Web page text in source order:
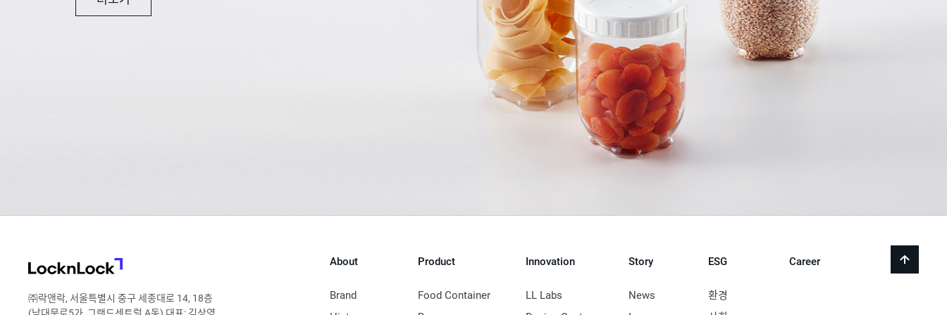
back
About
Brand
Product
Food Container
Innovation
LL Labs
Story
News
ESG
환경
Career
㈜락앤락, 서울특별시 중구 세종대로 14, 18층